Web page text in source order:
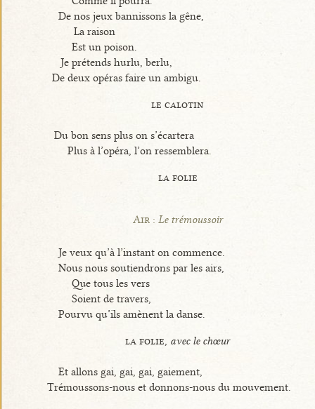
De nos jeux bannissons la gêne,
La raison
Est un poison.
Je prétends hurlu, berlu,
De deux opéras faire un ambigu.
le calotin
Du bon sens plus on s’écartera
Plus à l’opéra, l’on ressemblera.
la folie
Air : Le trémoussoir
Je veux qu’à l’instant on commence.
Nous nous soutiendrons par les airs,
Que tous les vers
Soient de travers,
Pourvu qu’ils amènent la danse.
la folie, avec le chœur
Et allons gai, gai, gai, gaiement,
Trémoussons-nous et donnons-nous du mouvement.